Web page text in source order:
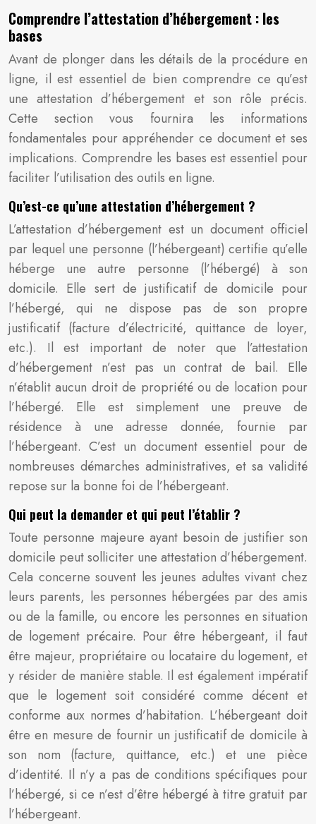
Comprendre l’attestation d’hébergement : les
bases
Avant de plonger dans les détails de la procédure en
ligne, il est essentiel de bien comprendre ce qu’est
une attestation d’hébergement et son rôle précis.
Cette section vous fournira les informations
fondamentales pour appréhender ce document et ses
implications. Comprendre les bases est essentiel pour
faciliter l’utilisation des outils en ligne.
Qu’est-ce qu’une attestation d’hébergement ?
L’attestation d’hébergement est un document officiel
par lequel une personne (l’hébergeant) certifie qu’elle
héberge une autre personne (l’hébergé) à son
domicile. Elle sert de justificatif de domicile pour
l’hébergé, qui ne dispose pas de son propre
justificatif (facture d’électricité, quittance de loyer,
etc.). Il est important de noter que l’attestation
d’hébergement n’est pas un contrat de bail. Elle
n’établit aucun droit de propriété ou de location pour
l’hébergé. Elle est simplement une preuve de
résidence à une adresse donnée, fournie par
l’hébergeant. C’est un document essentiel pour de
nombreuses démarches administratives, et sa validité
repose sur la bonne foi de l’hébergeant.
Qui peut la demander et qui peut l’établir ?
Toute personne majeure ayant besoin de justifier son
domicile peut solliciter une attestation d’hébergement.
Cela concerne souvent les jeunes adultes vivant chez
leurs parents, les personnes hébergées par des amis
ou de la famille, ou encore les personnes en situation
de logement précaire. Pour être hébergeant, il faut
être majeur, propriétaire ou locataire du logement, et
y résider de manière stable. Il est également impératif
que le logement soit considéré comme décent et
conforme aux normes d’habitation. L’hébergeant doit
être en mesure de fournir un justificatif de domicile à
son nom (facture, quittance, etc.) et une pièce
d’identité. Il n’y a pas de conditions spécifiques pour
l’hébergé, si ce n’est d’être hébergé à titre gratuit par
l’hébergeant.